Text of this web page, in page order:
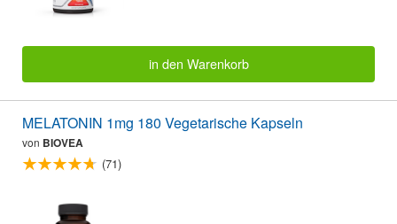
in den Warenkorb
MELATONIN 1mg 180 Vegetarische Kapseln
von BIOVEA
(71)